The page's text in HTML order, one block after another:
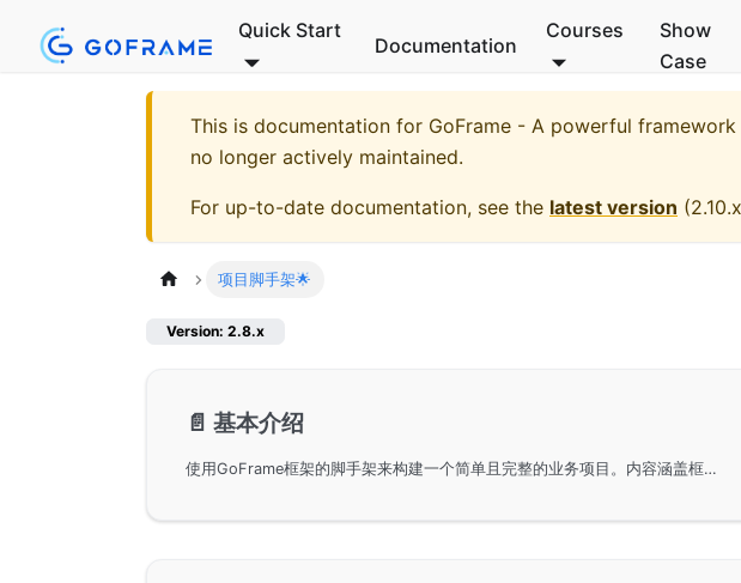
Quick Start
Documentation
Courses
Show
Case
This is documentation for GoFrame - A powerful
no longer actively maintained.
For up-to-date documentation, see the latest version (
项目脚手架🌟
Version: 2.8.x
📄️ 基本介绍
使用GoFrame框架的脚手架来构建一个简单且完整的业务项目。内容涵盖框架工具的安装与验证、创建工程项目模板、项目模板的运行以及如何升级框架版本等重要步骤。项目模板默认支持HTTP Web Server，并提供接口文档展示与Swagger页面查看功能。